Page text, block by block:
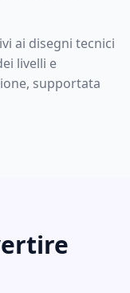
ai disegni tecnici
livelli e
supportata